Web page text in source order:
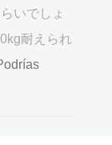
いでしょ
耐えられ